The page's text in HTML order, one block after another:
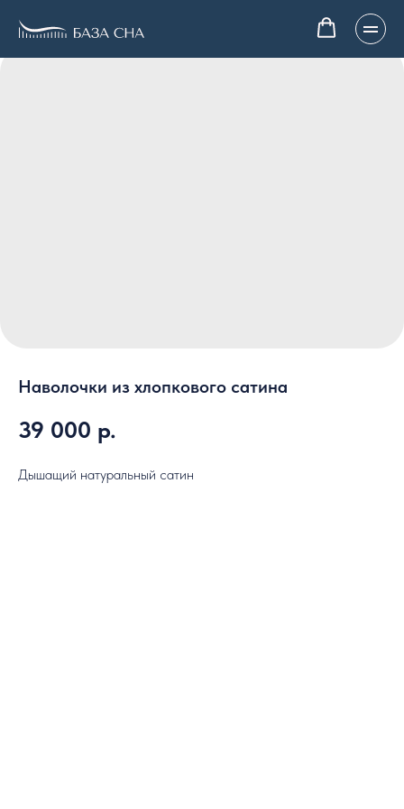
Наволочки из хлопкового сатина
39 000 р.
Дышащий натуральный сатин